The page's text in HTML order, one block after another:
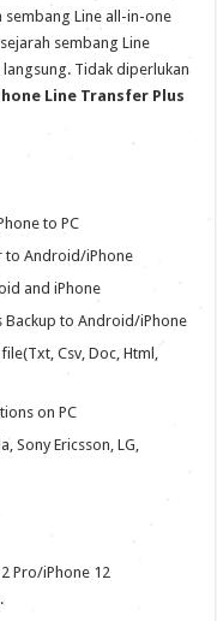
sembang Line all-in-one
sembang Line
Tidak diperlukan
Line Transfer Plus
to PC
to Android/iPhone
and iPhone
Backup to Android/iPhone
Csv, Doc, Html,
on PC
Sony Ericsson, LG,
Pro/iPhone 12